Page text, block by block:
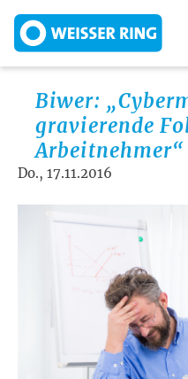
Biwer:
gravierende
Arbeitnehmer“
Do., 17.11.2016